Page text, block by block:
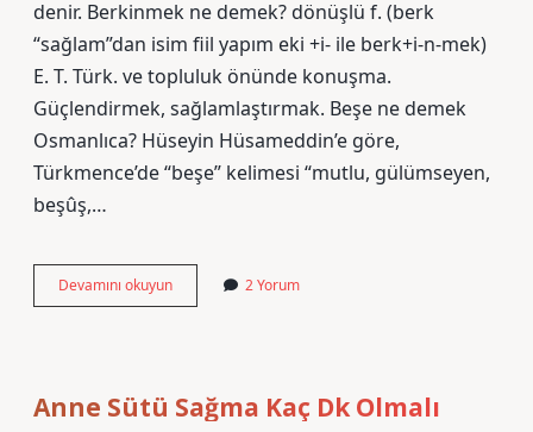
denir. Berkinmek ne demek? dönüşlü f. (berk
“sağlam”dan isim fiil yapım eki +i- ile berk+i-n-mek)
E. T. Türk. ve topluluk önünde konuşma.
Güçlendirmek, sağlamlaştırmak. Beşe ne demek
Osmanlıca? Hüseyin Hüsameddin’e göre,
Türkmence’de “beşe” kelimesi “mutlu, gülümseyen,
beşûş,…
Devamını okuyunBesrek
Ne
2 Yorum
Anne Sütü Sağma Kaç Dk Olmalı